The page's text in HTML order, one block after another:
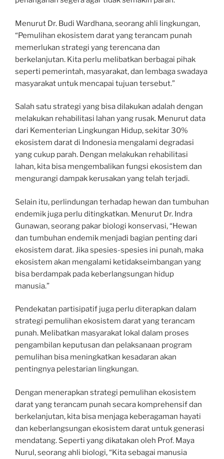
Menurut Dr. Budi Wardhana, seorang ahli lingkungan,
“Pemulihan ekosistem darat yang terancam punah
memerlukan strategi yang terencana dan
berkelanjutan. Kita perlu melibatkan berbagai pihak
seperti pemerintah, masyarakat, dan lembaga swadaya
masyarakat untuk mencapai tujuan tersebut.”
Salah satu strategi yang bisa dilakukan adalah dengan
melakukan rehabilitasi lahan yang rusak. Menurut data
dari Kementerian Lingkungan Hidup, sekitar 30%
ekosistem darat di Indonesia mengalami degradasi
yang cukup parah. Dengan melakukan rehabilitasi
lahan, kita bisa mengembalikan fungsi ekosistem dan
mengurangi dampak kerusakan yang telah terjadi.
Selain itu, perlindungan terhadap hewan dan tumbuhan
endemik juga perlu ditingkatkan. Menurut Dr. Indra
Gunawan, seorang pakar biologi konservasi, “Hewan
dan tumbuhan endemik menjadi bagian penting dari
ekosistem darat. Jika spesies-spesies ini punah, maka
ekosistem akan mengalami ketidakseimbangan yang
bisa berdampak pada keberlangsungan hidup
manusia.”
Pendekatan partisipatif juga perlu diterapkan dalam
strategi pemulihan ekosistem darat yang terancam
punah. Melibatkan masyarakat lokal dalam proses
pengambilan keputusan dan pelaksanaan program
pemulihan bisa meningkatkan kesadaran akan
pentingnya pelestarian lingkungan.
Dengan menerapkan strategi pemulihan ekosistem
darat yang terancam punah secara komprehensif dan
berkelanjutan, kita bisa menjaga keberagaman hayati
dan keberlangsungan ekosistem darat untuk generasi
mendatang. Seperti yang dikatakan oleh Prof. Maya
Nurul, seorang ahli biologi, “Kita sebagai manusia